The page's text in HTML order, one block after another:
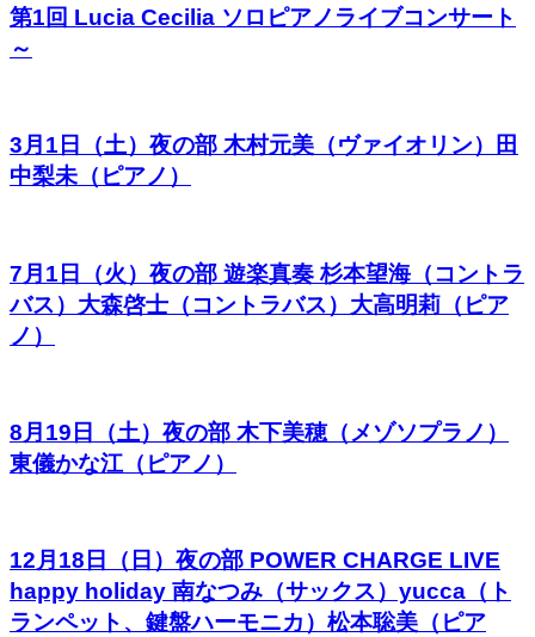
第1回 Lucia Cecilia ソロピアノライブコンサート
～
3月1日（土）夜の部 木村元美（ヴァイオリン）田
中梨未（ピアノ）
7月1日（火）夜の部 遊楽真奏 杉本望海（コントラ
バス）大森啓士（コントラバス）大高明莉（ピア
ノ）
8月19日（土）夜の部 木下美穂（メゾソプラノ）
東儀かな江（ピアノ）
12月18日（日）夜の部 POWER CHARGE LIVE
happy holiday 南なつみ（サックス）yucca（ト
ランペット、鍵盤ハーモニカ）松本聡美（ピア